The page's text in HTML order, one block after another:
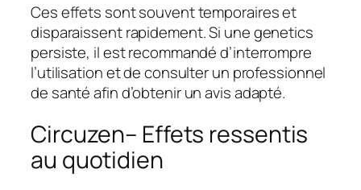
Ces effets sont souvent temporaires et
disparaissent rapidement. Si une genetics
persiste, il est recommandé d’interrompre
l’utilisation et de consulter un professionnel
de santé afin d’obtenir un avis adapté.
Circuzen– Effets ressentis
au quotidien